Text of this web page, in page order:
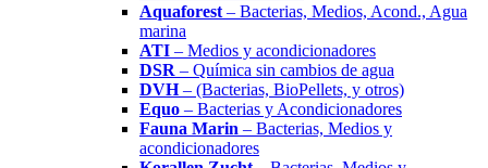
Aquaforest – Bacterias, Medios, Acond., Agua
marina
ATI – Medios y acondicionadores
DSR – Química sin cambios de agua
DVH– (Bacterias, BioPellets, y otros)
Equo – Bacterias y Acondicionadores
Fauna Marin – Bacterias, Medios y
acondicionadores